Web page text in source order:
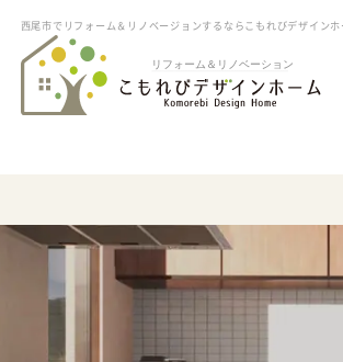
西尾市でリフォーム＆リノベージョンするならこもれびデザインホ